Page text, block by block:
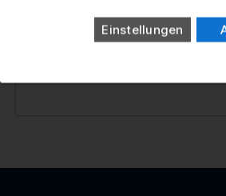
Bestimmung von Masse,
Einstellungen